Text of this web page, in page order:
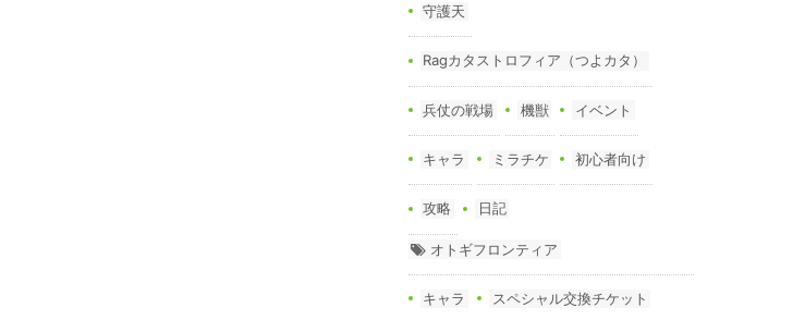
守護天
Ragカタストロフィア（つよカタ）
兵仗の戦場 機獣 イベント
キャラ ミラチケ 初心者向け
攻略 日記
オトギフロンティア
キャラ スペシャル交換チケット